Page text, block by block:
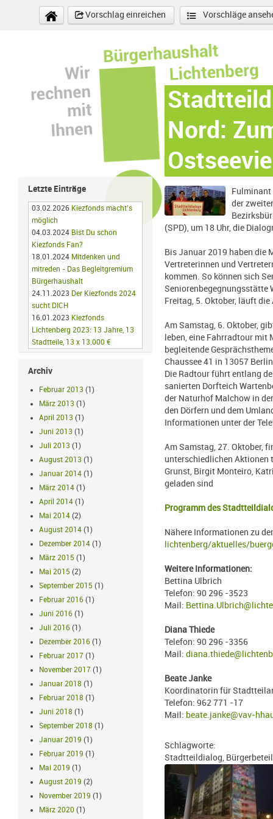
Direkt zum Inhalt
Vorschlag einreichen
Vorschläge
Nord:
Letzte Einträge
03.02.2026 Kiezfonds macht’s
möglich
04.03.2024 Bist Du schon
Kiezfonds Fan?
18.01.2024 Mitdenken und
mitreden - Das Begleitgremium
Bürgerhaushalt
24.11.2023 Der Kiezfonds 2024
sucht DICH
16.01.2023 Kiezfonds
Lichtenberg 2023: 13 Jahre, 13
Stadtteile, 13 x 13.000 €
Archiv
Februar 2013 (1)
März 2013 (1)
April 2013 (1)
Juni 2013 (1)
Juli 2013 (1)
August 2013 (1)
Januar 2014 (1)
März 2014 (1)
April 2014 (1)
Mai 2014 (2)
August 2014 (1)
Dezember 2014 (1)
März 2015 (1)
Mai 2015 (2)
September 2015 (1)
Februar 2016 (1)
Juni 2016 (1)
Juli 2016 (1)
Dezember 2016 (1)
Februar 2017 (1)
November 2017 (1)
Januar 2018 (1)
Februar 2018 (1)
Juni 2018 (1)
September 2018 (1)
Januar 2019 (1)
Februar 2019 (1)
Mai 2019 (1)
August 2019 (2)
November 2019 (1)
März 2020 (1)
Fulminant
der
(SPD), um 18 Uhr, die
Bis Januar 2019 haben die
Vertreterinnen und
kommen. So können sich
Senioren­begegnungsstätte
Freitag, 5. Okto­ber, läuft
Am Samstag, 6. Oktober,
leben, eine Fahrradtour
begleitende
Chaussee 41 in 13057
Die Radtour führt entlang
sanierten Dorfteich
der Naturhof Malchow in
den Dör­fern und dem
Informationen unter der
Am Samstag, 27. Oktober,
unterschiedlichen Aktionen
Grunst, Birgit Monteiro,
geladen sind
Programm des
Nähere Informationen zu
lichtenberg/aktuelles/
Weitere Informationen:
Bettina Ulbrich
Telefon: 90 296 -3523
Mail:
Diana Thiede
Telefon: 90 296 -3356
Mail:
Beate Janke
Koordinatorin für
Telefon: 962 771 -17
Mail: beate.janke@vav-
Schlagworte:
Stadtteildialog,